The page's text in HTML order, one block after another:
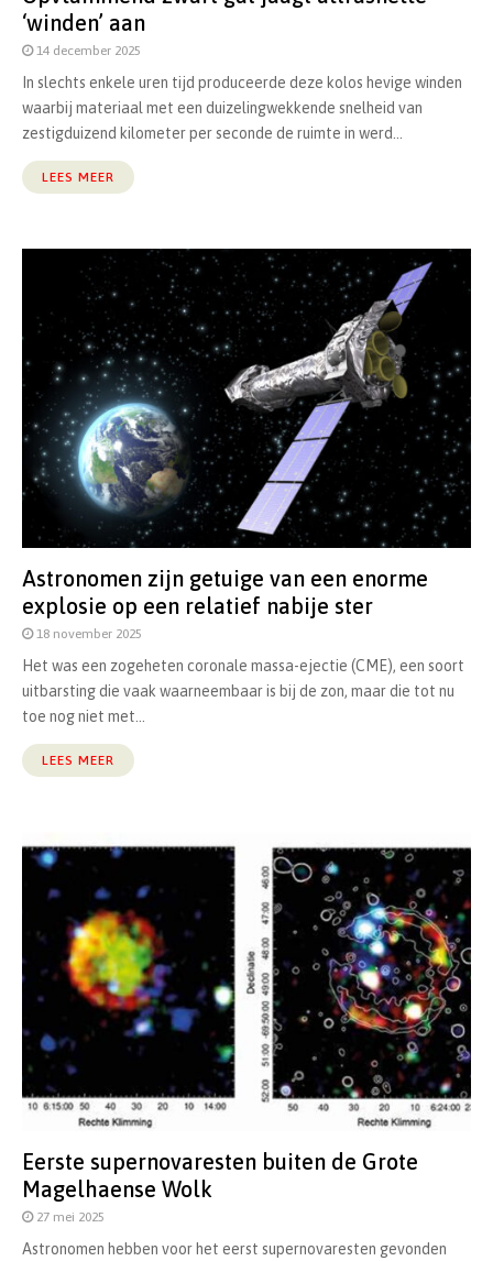
‘winden’ aan
14 december 2025
In slechts enkele uren tijd produceerde deze kolos hevige winden
waarbij materiaal met een duizelingwekkende snelheid van
zestigduizend kilometer per seconde de ruimte in werd...
LEES MEER
Astronomen zijn getuige van een enorme
explosie op een relatief nabije ster
18 november 2025
Het was een zogeheten coronale massa-ejectie (CME), een soort
uitbarsting die vaak waarneembaar is bij de zon, maar die tot nu
toe nog niet met...
LEES MEER
Eerste supernovaresten buiten de Grote
Magelhaense Wolk
27 mei 2025
Astronomen hebben voor het eerst supernovaresten gevonden